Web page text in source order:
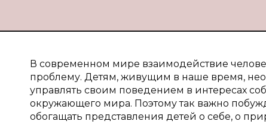
В современном мире взаимодействие
проблему. Детям, живущим в наше время,
управлять своим поведением в интересах
окружающего мира. Поэтому так важно
обогащать представления детей о себе, о